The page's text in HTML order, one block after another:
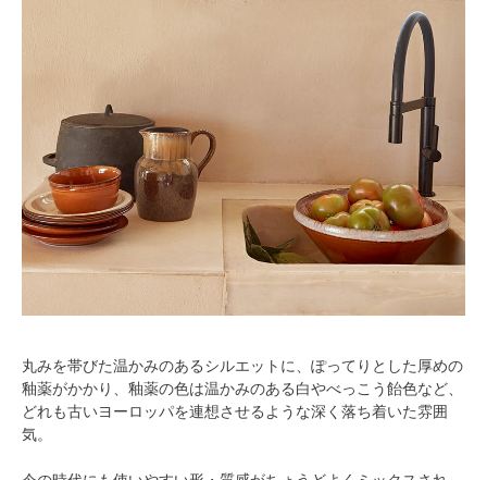
丸みを帯びた温かみのあるシルエットに、ぽってりとした厚めの
釉薬がかかり、釉薬の色は温かみのある白やべっこう飴色など、
どれも古いヨーロッパを連想させるような深く落ち着いた雰囲
気。